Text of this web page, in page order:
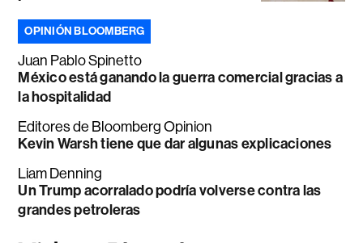
OPINIÓN BLOOMBERG
Juan Pablo Spinetto
México está ganando la guerra comercial gracias a
la hospitalidad
Editores de Bloomberg Opinion
Kevin Warsh tiene que dar algunas explicaciones
Liam Denning
Un Trump acorralado podría volverse contra las
grandes petroleras